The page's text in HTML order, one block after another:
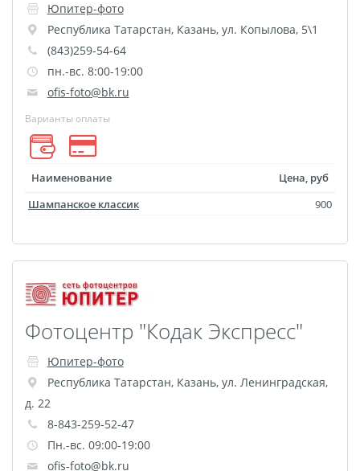
Напольная графика
Широкоформатное
ламинирование
Изготовление баннеров
Оформление картин
Накатка Фото на ХДФ
Фото в алюминиевом
багете
Холст на пенокартоне
Латексная печать
Фотопечать на
пластике
Картины на досках
Фотопечать на дереве
Печать выкроек
Холст на конкурс
Фотопечать больших
Юпитер-фото
Республика Татарстан, Казань, ул. Копылова, 5\1
(843)259-54-64
пн.-вс. 8:00-19:00
ofis-foto@bk.ru
Варианты оплаты
Наименование
Цена, руб
Шампанское классик
900
Фотоцентр "Кодак Экспресс"
Юпитер-фото
Республика Татарстан, Казань, ул. Ленинградская,
д. 22
8-843-259-52-47
Пн.-вс. 09:00-19:00
ofis-foto@bk.ru